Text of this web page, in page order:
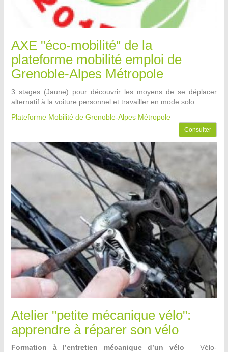
AXE "éco-mobilité" de la
plateforme mobilité emploi de
Grenoble-Alpes Métropole
3 stages (Jaune) pour découvrir les moyens de se déplacer
alternatif à la voiture personnel et travailler en mode solo
Plateforme Mobilité de Grenoble-Alpes Métropole
Consulter
Atelier "petite mécanique vélo":
apprendre à réparer son vélo
Formation à l’entretien mécanique d’un vélo – Vélo-